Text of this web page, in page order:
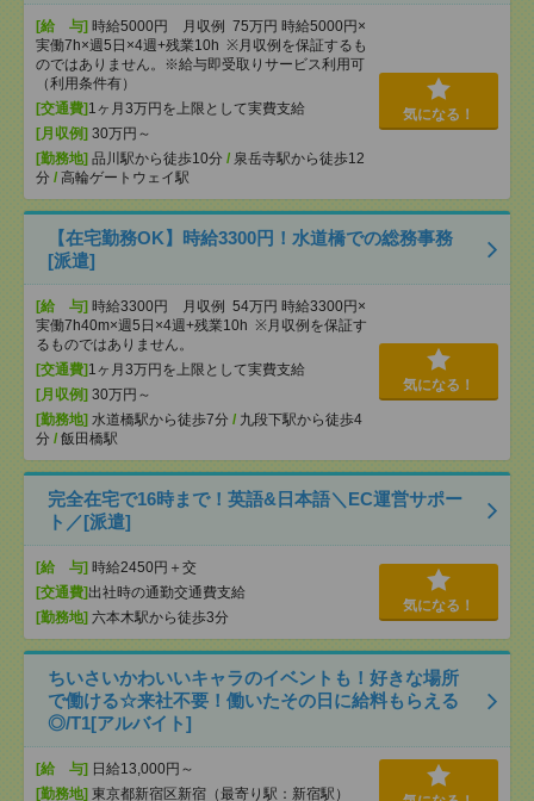
[給 与] 時給5000円 月収例 75万円 時給5000円×
実働7h×週5日×4週+残業10h ※月収例を保証するも
のではありません。※給与即受取りサービス利用可
（利用条件有）
[交通費] 1ヶ月3万円を上限として実費支給
[月収例] 30万円～
[勤務地] 品川駅から徒歩10分 / 泉岳寺駅から徒歩12
分 / 高輪ゲートウェイ駅
気になる！
【在宅勤務OK】時給3300円！水道橋での総務事務
[派遣]
[給 与] 時給3300円 月収例 54万円 時給3300円×
実働7h40m×週5日×4週+残業10h ※月収例を保証す
るものではありません。
[交通費] 1ヶ月3万円を上限として実費支給
[月収例] 30万円～
[勤務地] 水道橋駅から徒歩7分 / 九段下駅から徒歩4
分 / 飯田橋駅
気になる！
完全在宅で16時まで！英語&日本語＼EC運営サポー
ト／[派遣]
[給 与] 時給2450円＋交
[交通費]出社時の通勤交通費支給
[勤務地] 六本木駅から徒歩3分
気になる！
ちいさいかわいいキャラのイベントも！好きな場所
で働ける☆来社不要！働いたその日に給料もらえる
◎/T1[アルバイト]
[給 与] 日給13,000円～
[勤務地] 東京都新宿区新宿（最寄り駅：新宿駅）